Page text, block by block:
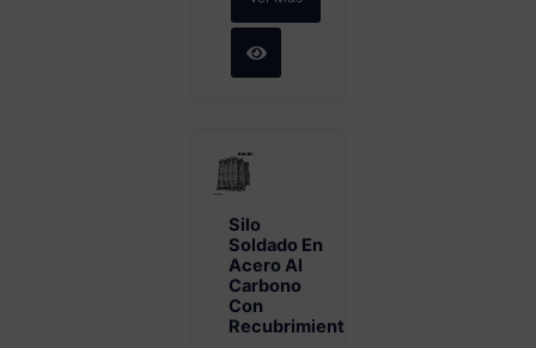
Silo
Soldado En
Acero Al
Carbono
Con
Recubrimiento